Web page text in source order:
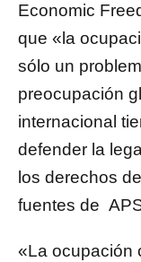
Economic
que «la
sólo un
preocupación
internacional
defender la
los derechos
fuentes de
«La ocupación